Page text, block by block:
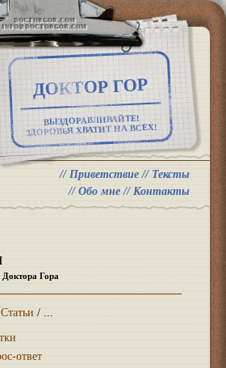
ДОКТОР ГОР
ВЫЗДОРАВЛИВАЙТЕ!
ЗДОРОВЬЯ ХВАТИТ НА ВСЕХ!
DOCTORGOR.COM
INFO@DOCTORGOR.COM
// Приветствие // Тексты
// Обо мне // Контакты
Доктора Гора
Статьи / ...
ответ